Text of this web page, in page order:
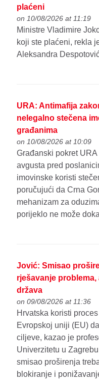
plaćeni
on 10/08/2026 at 11:19
Ministre Vladimire
koji ste plaćeni, rekla
Aleksandra
URA: Antimafija
nelegalno stečena
građanima
on 10/08/2026 at 10:09
Građanski pokret
avgusta pred
imovinske koristi
poručujući da Crna
mehanizam za
porijeklo ne može
Jović: Smisao
rješavanje
država
on 09/08/2026 at 11:36
Hrvatska koristi
Evropskoj uniji (EU)
ciljeve, kazao je
Univerzitetu u
smisao proširenja
blokiranje i